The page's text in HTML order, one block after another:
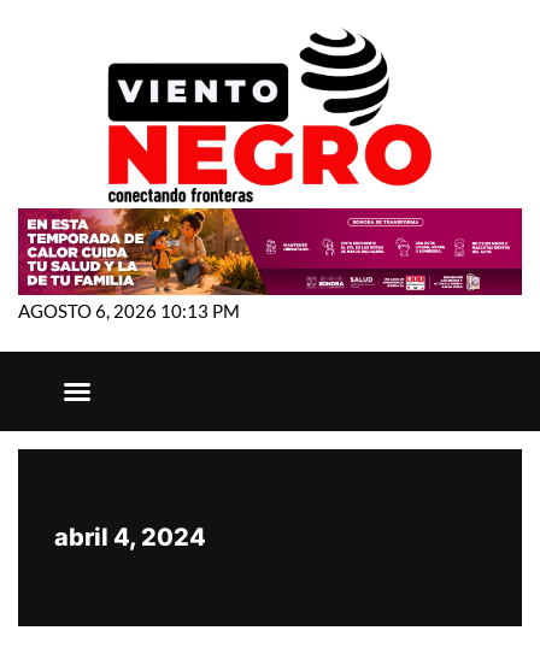
AGOSTO 6, 2026 10:13 PM
abril 4, 2024